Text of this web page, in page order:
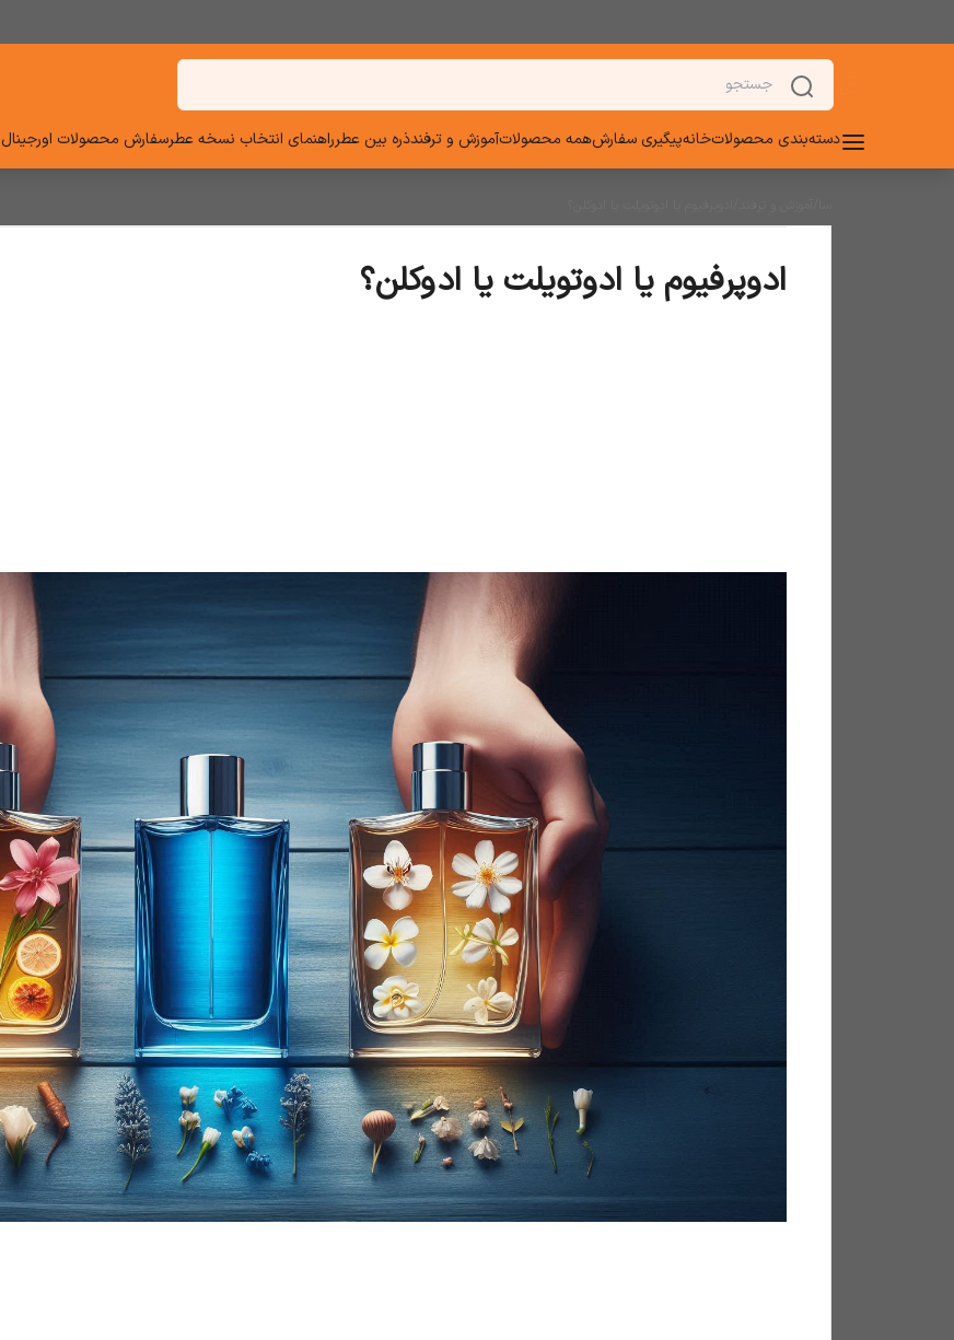
دسته‌بندی محصولاتخانهپیگیری سفارشهمه محصولاتآموزش و ترفندذره بین عطرراهنمای انتخاب نسخه عطرسفارش محصولات اورجینال
ادوپرفیوم یا ادوتویلت یا ادوکلن؟